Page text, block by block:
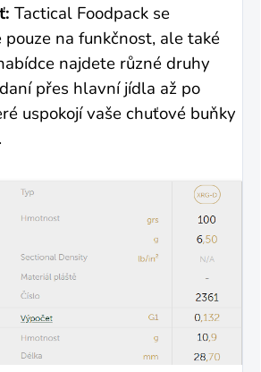
Tactical Foodpack se
pouze na funkčnost, ale také
najdete různé druhy
přes hlavní jídla až po
uspokojí vaše chuťové buňky